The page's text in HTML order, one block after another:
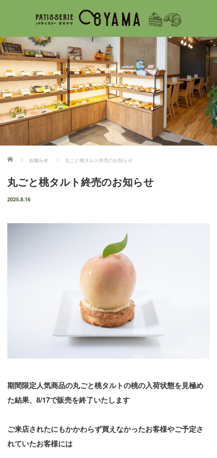
ホーム お知らせ 丸ごと桃タルト終売のお知らせ
丸ごと桃タルト終売のお知らせ
2025.8.16
期間限定人気商品の丸ごと桃タルトの桃の入荷状態を見極め
た結果、8/17で販売を終了いたします
ご来店されたにもかかわらず買えなかったお客様やご予定さ
れていたお客様には